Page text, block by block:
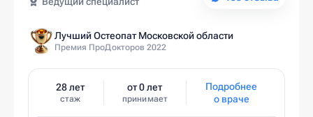
Лучший Остеопат Московской области
Премия ПроДокторов 2022
28 лет
стаж
от 0 лет
принимает
Подробнее
о враче